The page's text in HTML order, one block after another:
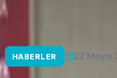
HABERLER 22 Mayıs